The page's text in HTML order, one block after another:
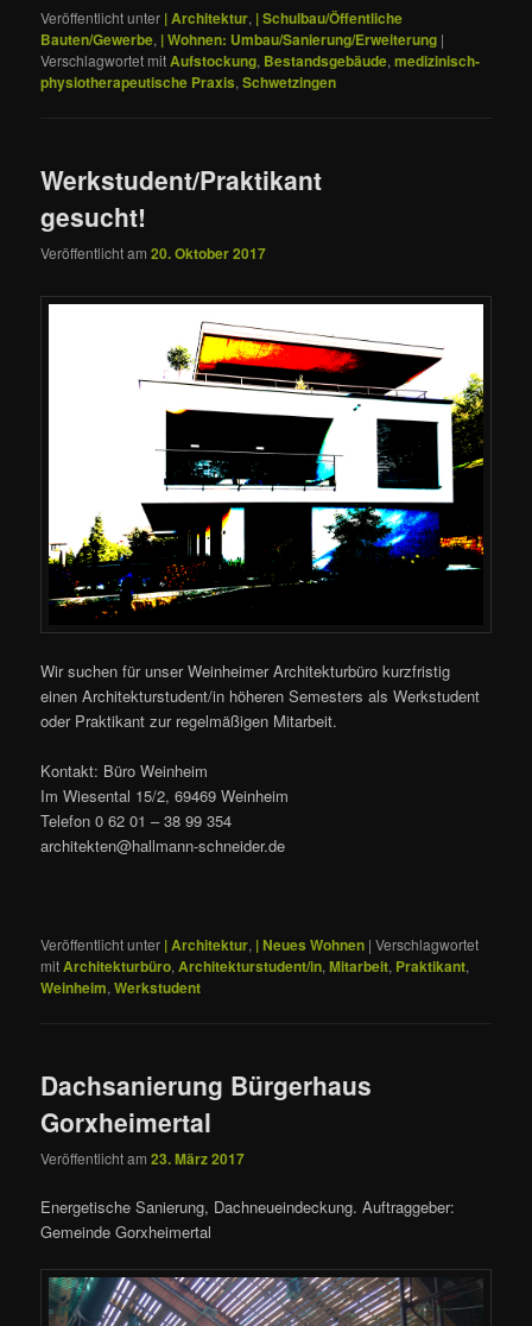
Veröffentlicht unter | Architektur, | Schulbau/Öffentliche
Bauten/Gewerbe, | Wohnen: Umbau/Sanierung/Erweiterung |
Verschlagwortet mitAufstockung, Bestandsgebäude,medizinisch-
physiotherapeutische Praxis,Schwetzingen
Werkstudent/Praktikant
gesucht!
Veröffentlicht am20. Oktober 2017
Wir suchen für unser Weinheimer Architekturbüro kurzfristig
einen Architekturstudent/in höheren Semesters als Werkstudent
oder Praktikant zur regelmäßigen Mitarbeit.
Kontakt: Büro Weinheim
Im Wiesental 15/2, 69469 Weinheim
Telefon 0 62 01 – 38 99 354
architekten@hallmann-schneider.de
Veröffentlicht unter | Architektur, | Neues Wohnen |Verschlagwortet
mitArchitekturbüro,Architekturstudent/in,Mitarbeit, Praktikant,
Weinheim,Werkstudent
Dachsanierung Bürgerhaus
Gorxheimertal
Veröffentlicht am23. März 2017
Energetische Sanierung, Dachneueindeckung. Auftraggeber:
Gemeinde Gorxheimertal